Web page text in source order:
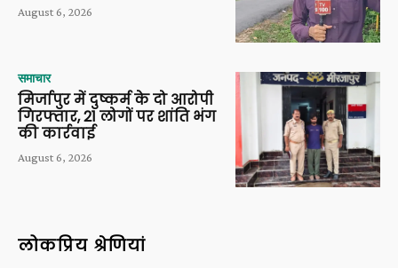
August 6, 2026
समाचार
मिर्जापुर में दुष्कर्म के दो आरोपी
गिरफ्तार, 21 लोगों पर शांति भंग
की कार्रवाई
August 6, 2026
लोकप्रिय श्रेणियां